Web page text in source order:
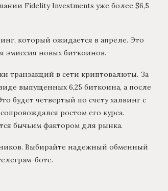
Fidelity Investments уже более $6,5
который ожидается в апреле. Это
эмиссия новых биткоинов.
транзакций в сети криптовалюты. За
выпущенных 6,25 биткоина, а после
будет четвертый по счету халвинг с
ростом его курса.
бычьим фактором для рынка.
Выбирайте надежный обменный
боте.